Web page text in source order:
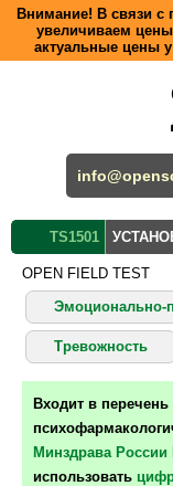
Внимание! В связи
увеличиваем
актуальные цены
TS1501
OPEN FIELD TEST
Эмоционально-
Тревожность
Входит в
Минздрава России
использовать